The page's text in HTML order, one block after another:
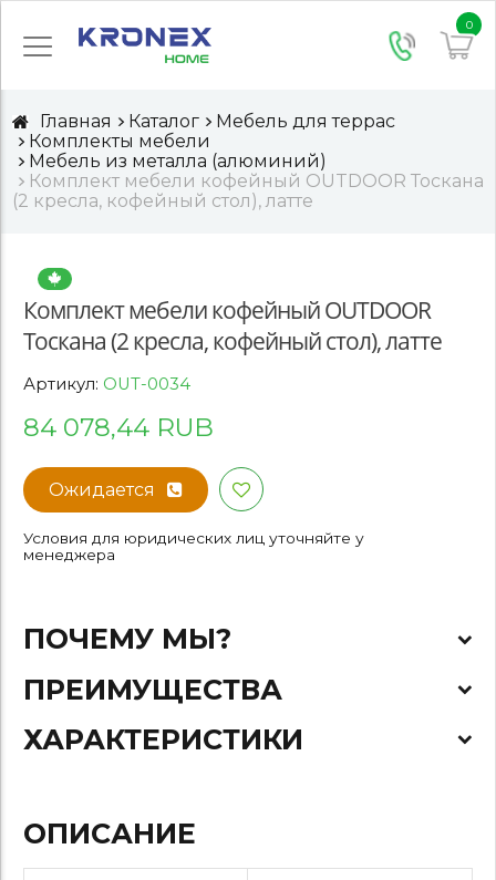
0
Главная Каталог
Мебель для террас
Комплекты мебели
Мебель из металла (алюминий)
Комплект мебели кофейный OUTDOOR Тоскана
(2 кресла, кофейный стол), латте
Комплект мебели кофейный OUTDOOR
Тоскана (2 кресла, кофейный стол), латте
Артикул: OUT-0034
84 078,44 RUB
Ожидается
Условия для юридических лиц уточняйте у
менеджера
ПОЧЕМУ МЫ?
ПРЕИМУЩЕСТВА
ХАРАКТЕРИСТИКИ
ОПИСАНИЕ